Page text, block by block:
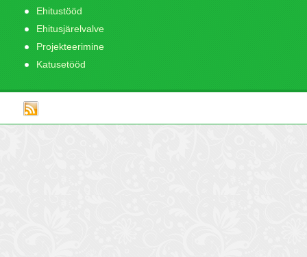
Ehitustööd
Ehitusjärelvalve
Projekteerimine
Katusetööd